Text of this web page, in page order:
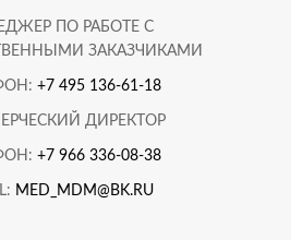
ПО РАБОТЕ С
ЗАКАЗЧИКАМИ
+7 495 136-61-18
ДИРЕКТОР
+7 966 336-08-38
MED_MDM@BK.RU